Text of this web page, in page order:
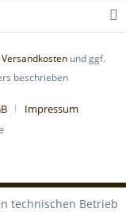
Versandkosten und ggf.
beschrieben
Impressum
technischen Betrieb